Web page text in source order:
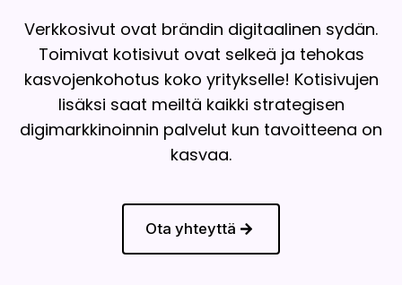
Verkkosivut ovat brändin digitaalinen sydän.
Toimivat kotisivut ovat selkeä ja tehokas
kasvojenkohotus koko yritykselle! Kotisivujen
lisäksi saat meiltä kaikki strategisen
digimarkkinoinnin palvelut kun tavoitteena on
kasvaa.
Ota yhteyttä